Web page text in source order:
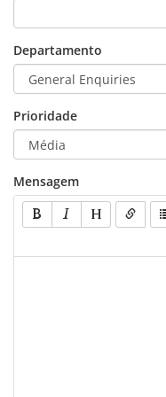
Departamento
Prioridade
Mensagem